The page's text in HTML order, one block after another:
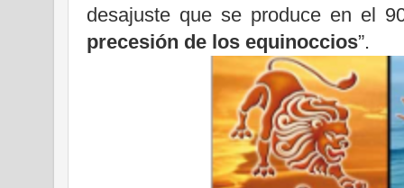
desajuste que se produce en el
precesión de los equinoccios”.